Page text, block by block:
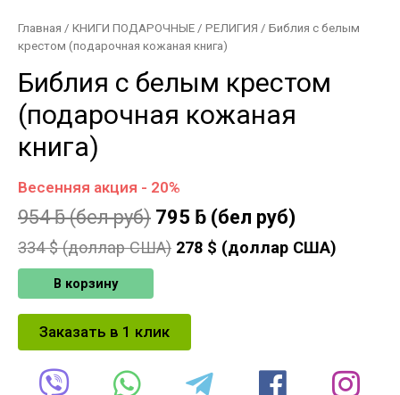
Главная / КНИГИ ПОДАРОЧНЫЕ / РЕЛИГИЯ / Библия с белым
крестом (подарочная кожаная книга)
Библия с белым крестом
(подарочная кожаная
книга)
Весенняя акция - 20%
954ƃ(бел руб) 795 ƃ (бел руб)
334$ (доллар США) 278 $ (доллар США)
В корзину
Заказать в 1 клик